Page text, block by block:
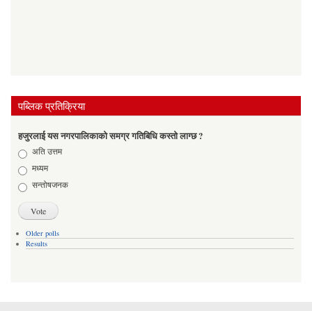
पब्लिक प्रतिक्रिया
हजुरलाई यस नगरपालिकाको समग्र गतिबिधि कस्तो लाग्छ ?
Choicesअति उत्तम
मध्यम
सन्तोषजनक
Older polls
Results